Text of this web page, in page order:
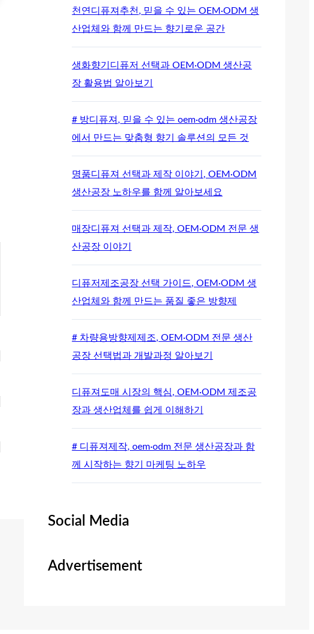
천연디퓨져추천, 믿을 수 있는 OEM·ODM 생
산업체와 함께 만드는 향기로운 공간
생화향기디퓨저 선택과 OEM·ODM 생산공
장 활용법 알아보기
# 방디퓨져, 믿을 수 있는 oem·odm 생산공장
에서 만드는 맞춤형 향기 솔루션의 모든 것
명품디퓨져 선택과 제작 이야기, OEM·ODM
생산공장 노하우를 함께 알아보세요
매장디퓨져 선택과 제작, OEM·ODM 전문 생
산공장 이야기
디퓨저제조공장 선택 가이드, OEM·ODM 생
산업체와 함께 만드는 품질 좋은 방향제
# 차량용방향제제조, OEM·ODM 전문 생산
공장 선택법과 개발과정 알아보기
디퓨져도매 시장의 핵심, OEM·ODM 제조공
장과 생산업체를 쉽게 이해하기
# 디퓨져제작, oem·odm 전문 생산공장과 함
께 시작하는 향기 마케팅 노하우
Social Media
Advertisement